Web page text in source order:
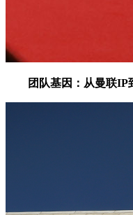
团队基因：从曼联IP